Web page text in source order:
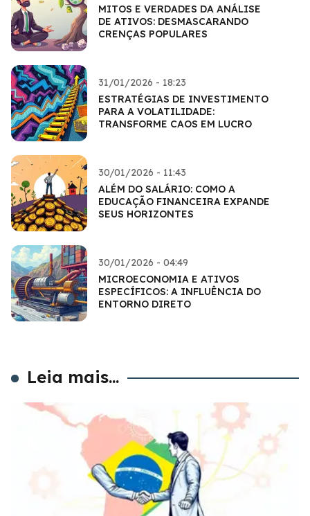
MITOS E VERDADES DA ANÁLISE
DE ATIVOS: DESMASCARANDO
CRENÇAS POPULARES
31/01/2026 - 18:23
ESTRATÉGIAS DE INVESTIMENTO
PARA A VOLATILIDADE:
TRANSFORME CAOS EM LUCRO
30/01/2026 - 11:43
ALÉM DO SALÁRIO: COMO A
EDUCAÇÃO FINANCEIRA EXPANDE
SEUS HORIZONTES
30/01/2026 - 04:49
MICROECONOMIA E ATIVOS
ESPECÍFICOS: A INFLUÊNCIA DO
ENTORNO DIRETO
Leia mais...